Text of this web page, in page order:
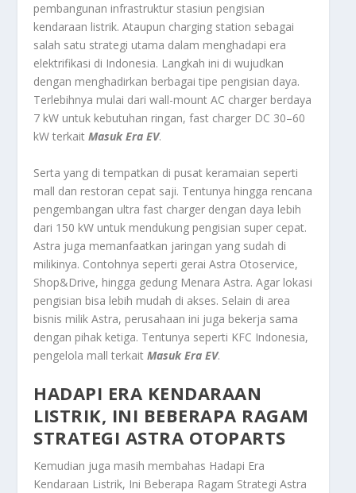
pembangunan infrastruktur stasiun pengisian
kendaraan listrik. Ataupun charging station sebagai
salah satu strategi utama dalam menghadapi era
elektrifikasi di Indonesia. Langkah ini di wujudkan
dengan menghadirkan berbagai tipe pengisian daya.
Terlebihnya mulai dari wall-mount AC charger berdaya
7 kW untuk kebutuhan ringan, fast charger DC 30–60
kW terkaitMasuk Era EV.
Serta yang di tempatkan di pusat keramaian seperti
mall dan restoran cepat saji. Tentunya hingga rencana
pengembangan ultra fast charger dengan daya lebih
dari 150 kW untuk mendukung pengisian super cepat.
Astra juga memanfaatkan jaringan yang sudah di
milikinya. Contohnya seperti gerai Astra Otoservice,
Shop&Drive, hingga gedung Menara Astra. Agar lokasi
pengisian bisa lebih mudah di akses. Selain di area
bisnis milik Astra, perusahaan ini juga bekerja sama
dengan pihak ketiga. Tentunya seperti KFC Indonesia,
pengelola mall terkaitMasuk Era EV.
HADAPI ERA KENDARAAN
LISTRIK, INI BEBERAPA RAGAM
STRATEGI ASTRA OTOPARTS
Kemudian juga masih membahas Hadapi Era
Kendaraan Listrik, Ini Beberapa Ragam Strategi Astra